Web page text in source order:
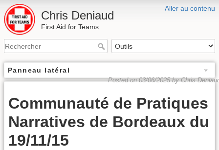
Aller au contenu
Chris Deniaud
First Aid for Teams
Panneau latéral
Posted on 03/06/2025 by Chris
Communauté de Pratiques
Narratives de Bordeaux du
19/11/15